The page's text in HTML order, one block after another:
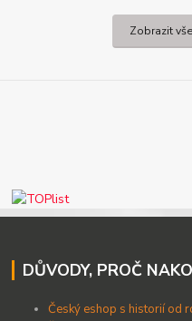
Zobrazit
DŮVODY, PROČ
Český eshop s historií od